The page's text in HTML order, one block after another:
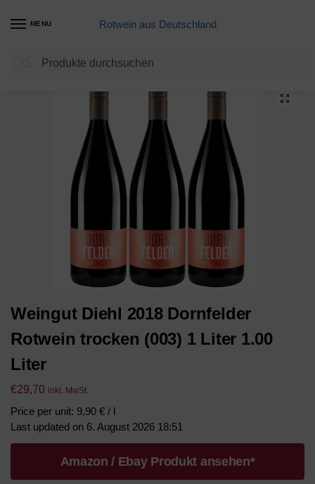
MENU Rotwein aus Deutschland
Dornfelder Weine / Weingut Diehl 2018 Dornfelder Rotwein trocken (003) 1 Liter 1.00 Liter
Weingut Diehl 2018 Dornfelder
Rotwein trocken (003) 1 Liter 1.00
Liter
€29,70 inkl. MwSt.
Price per unit: 9,90 € / l
Last updated on 6. August 2026 18:51
Amazon / Ebay Produkt ansehen*